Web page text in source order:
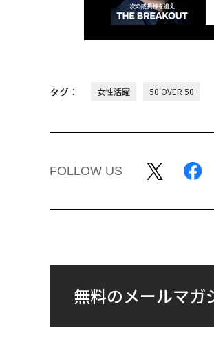
タグ： 女性活躍 50 OVER 50
FOLLOW US
無料のメールマガ